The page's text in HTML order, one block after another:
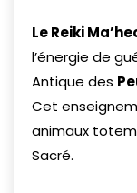
Le Reiki
l’énergie de
Antique des
Cet
animaux
Sacré.